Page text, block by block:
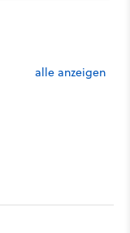
alle anzeigen